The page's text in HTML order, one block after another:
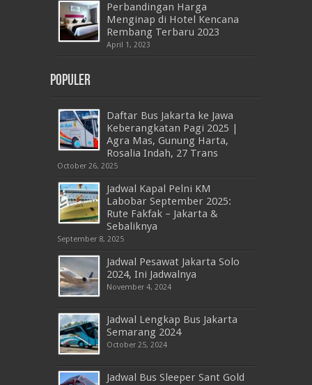
Perbandingan Harga
Menginap di Hotel Kencana
Rembang Terbaru 2023
April 1, 2023
Populer
Daftar Bus Jakarta ke Jawa
Keberangkatan Pagi 2025 |
Agra Mas, Gunung Harta,
Rosalia Indah, 27 Trans
October 26, 2025
Jadwal Kapal Pelni KM
Labobar September 2025:
Rute Fakfak – Jakarta &
Sebaliknya
September 8, 2025
Jadwal Pesawat Jakarta Solo
2024, Ini Jadwalnya
November 4, 2024
Jadwal Lengkap Bus Jakarta
Semarang 2024
October 25, 2024
Jadwal Bus Sleeper Sant Gold